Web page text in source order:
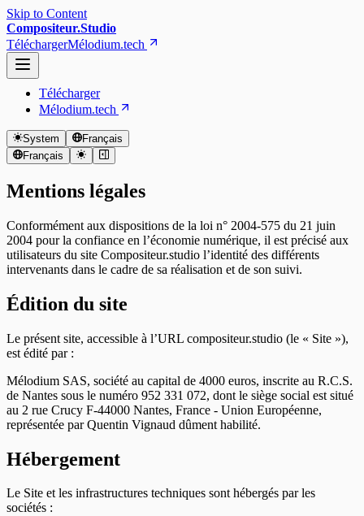
Skip to Content
Compositeur.Studio
TéléchargerMélodium.tech
Télécharger
Mélodium.tech
System
Français
Français
Mentions légales
Conformément aux dispositions de la loi n° 2004-575 du 21 juin
2004 pour la confiance en l’économie numérique, il est précisé aux
utilisateurs du site Compositeur.studio l’identité des différents
intervenants dans le cadre de sa réalisation et de son suivi.
Édition du site
Le présent site, accessible à l’URL compositeur.studio (le « Site »),
est édité par :
Mélodium SAS, société au capital de 4000 euros, inscrite au R.C.S.
de Nantes sous le numéro 952 331 072, dont le siège social est situé
au 2 rue Crucy F-44000 Nantes, France - Union Européenne,
représentée par Quentin Vignaud dûment habilité.
Hébergement
Le Site et les infrastructures techniques sont hébergés par les
sociétés :